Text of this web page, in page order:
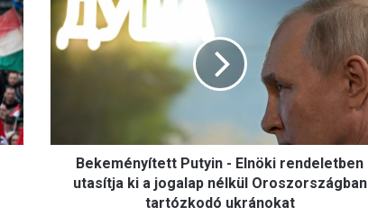
e
í
Bekeményített Putyin - Elnöki rendeletben
utasítja ki a jogalap nélkül Oroszországban
tartózkodó ukránokat